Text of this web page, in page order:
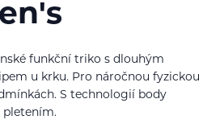
funkční triko s dlouhým
u krku. Pro náročnou fyzickou
S technologií body
pletením.